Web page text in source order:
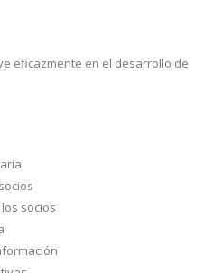
eficazmente en el desarrollo de
socios